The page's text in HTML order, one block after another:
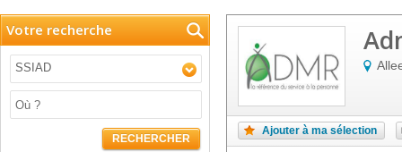
Votre recherche
SSIAD
RECHERCHER
Ajouter à ma sélection